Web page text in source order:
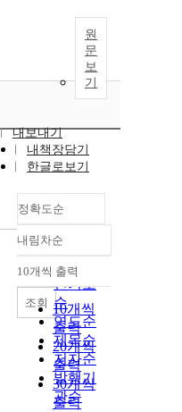
원
문
보
기
내보내기
내책장담기
한글로보기
정확도순
정확도
순
인기도
순
연도순
제목순
저자순
발행기
관순
내림차순
내림차순
10개씩 출력
10개씩
출력
20개씩
출력
30개씩
출력
조회